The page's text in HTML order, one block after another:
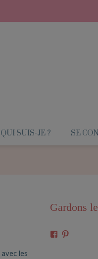
QUI SUIS-JE ? SE
les
Gardons
Voir